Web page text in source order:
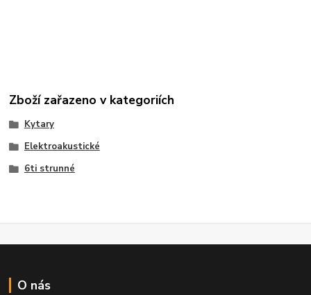
Zboží zařazeno v kategoriích
Kytary
Elektroakustické
6ti strunné
O nás